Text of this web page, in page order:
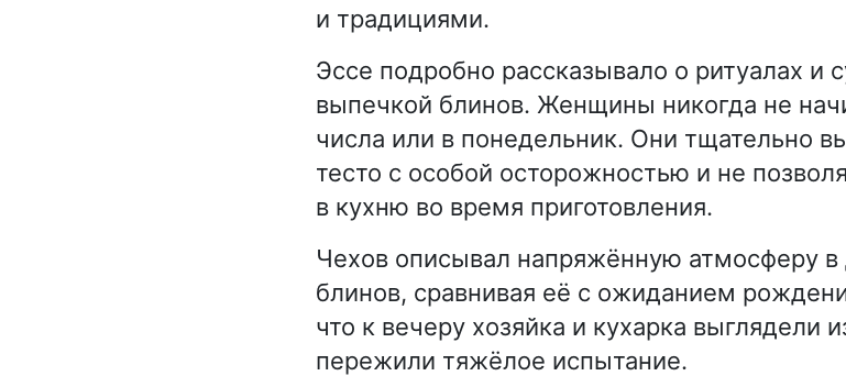
и традициями.
Эссе подробно рассказывало о ритуалах и
выпечкой блинов. Женщины никогда не
числа или в понедельник. Они тщательно
тесто с особой осторожностью и не
в кухню во время приготовления.
Чехов описывал напряжённую атмосферу
блинов, сравнивая её с ожиданием
что к вечеру хозяйка и кухарка выглядели
пережили тяжёлое испытание.